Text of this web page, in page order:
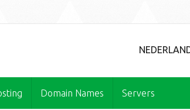
Domain Names Servers